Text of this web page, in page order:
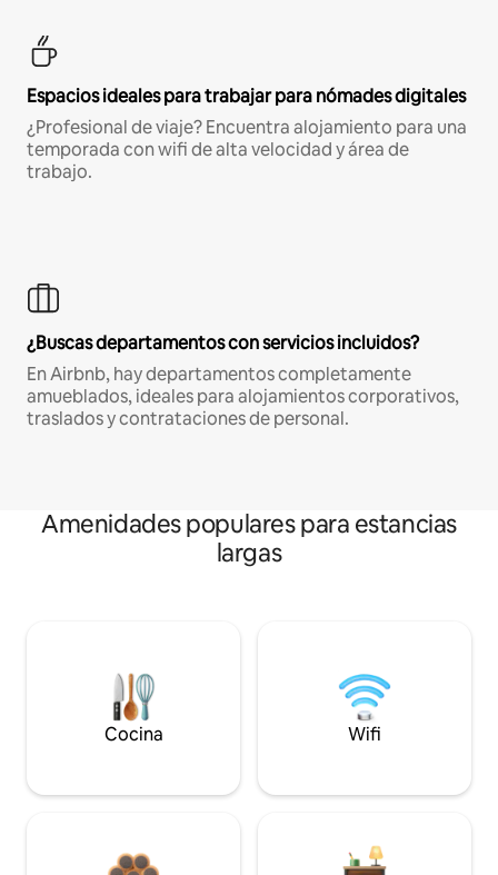
Espacios ideales para trabajar para nómades digitales
¿Profesional de viaje? Encuentra alojamiento para una
temporada con wifi de alta velocidad y área de
trabajo.
¿Buscas departamentos con servicios incluidos?
En Airbnb, hay departamentos completamente
amueblados, ideales para alojamientos corporativos,
traslados y contrataciones de personal.
Amenidades populares para estancias
largas
Cocina Wifi